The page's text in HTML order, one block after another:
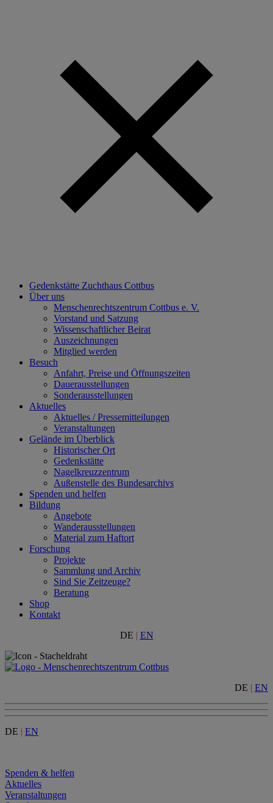
Gedenkstätte Zuchthaus Cottbus
Über uns
Menschenrechtszentrum Cottbus e. V.
Vorstand und Satzung
Wissenschaftlicher Beirat
Auszeichnungen
Mitglied werden
Besuch
Anfahrt, Preise und Öffnungszeiten
Dauerausstellungen
Sonderausstellungen
Aktuelles
Aktuelles / Pressemitteilungen
Veranstaltungen
Gelände im Überblick
Historischer Ort
Gedenkstätte
Nagelkreuzzentrum
Außenstelle des Bundesarchivs
Spenden und helfen
Bildung
Angebote
Wanderausstellungen
Material zum Haftort
Forschung
Projekte
Sammlung und Archiv
Sind Sie Zeitzeuge?
Beratung
Shop
Kontakt
DE | EN
DE | EN
DE | EN
Spenden & helfen
Aktuelles
Veranstaltungen